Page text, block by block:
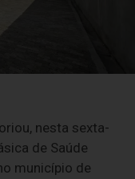
nesta sexta-
de Saúde
município de